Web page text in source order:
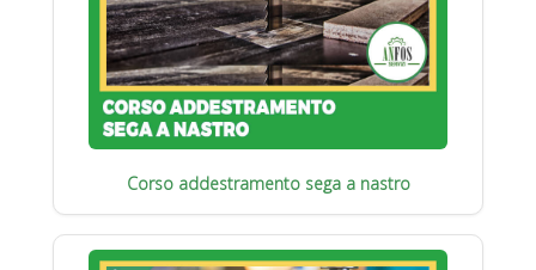
Corso addestramento sega a nastro